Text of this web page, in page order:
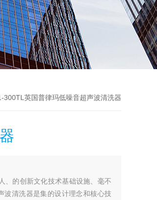
300TL英国普律玛低噪音超声波清洗器
、的创新文化技术基础设施、毫不
波清洗器是集的设计理念和核心技